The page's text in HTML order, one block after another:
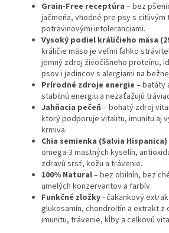
Grain-Free receptúra – bez
jačmeňa, vhodné pre psy s citlivým
potravinovými intoleranciami.
Vysoký podiel králičieho mäsa
králičie mäso je veľmi ľahko
jemný zdroj živočíšneho proteínu,
psov i jedincov s alergiami na
Prírodné zdroje energie – batáty
stabilnú energiu a nezaťažujú
Jahňacia pečeň – bohatý zdroj
ktorý podporuje vitalitu, imunitu aj
krmiva.
Chia semienka (Salvia Hispanica)
omega-3 mastných kyselín,
zdravú srsť, kožu a trávenie.
100% Natural– bez obilnín, bez
umelých konzervantov a farbív.
Funkčné zložky- čakankový
glukosamín, chondroitín a extrakt z
imunitu, trávenie, kĺby a celkovú